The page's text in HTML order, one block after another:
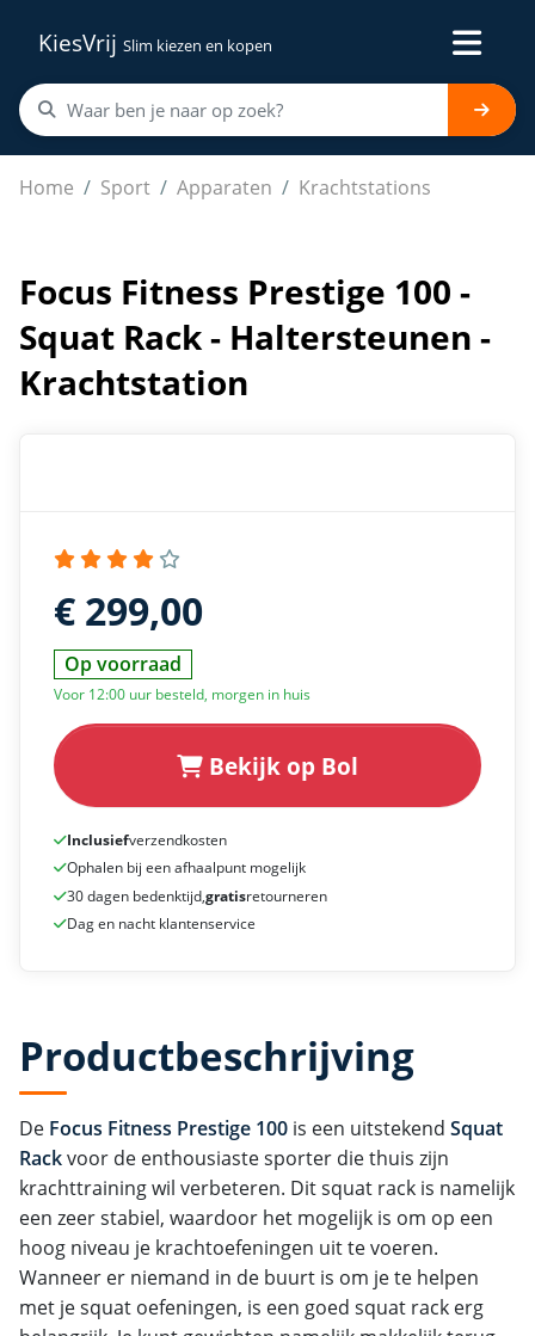
KiesVrij Slim kiezen en kopen
Home Sport Apparaten Krachtstations
Focus Fitness Prestige 100 - Squat Rack -
Focus Fitness Prestige 100 -
Squat Rack - Haltersteunen -
Krachtstation
€ 299,00
Op voorraad
Voor 12:00 uur besteld, morgen in huis
Bekijk op Bol
Inclusiefverzendkosten
Ophalen bij een afhaalpunt mogelijk
30 dagen bedenktijd,gratisretourneren
Dag en nacht klantenservice
Productbeschrijving
De Focus Fitness Prestige 100 is een uitstekend Squat
Rackvoor de enthousiaste sporter die thuis zijn
krachttraining wil verbeteren. Dit squat rack is namelijk
een zeer stabiel, waardoor het mogelijk is om op een
hoog niveau je krachtoefeningen uit te voeren.
Wanneer er niemand in de buurt is om je te helpen
met je squat oefeningen, is een goed squat rack erg